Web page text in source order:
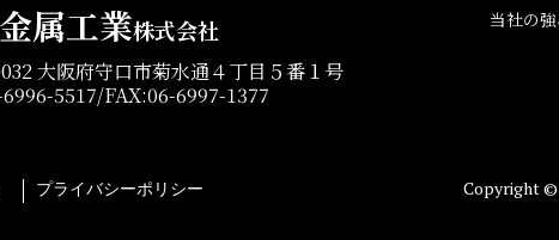
属工業株式会社
大阪府守口市菊水通４丁目５番１号
5517/FAX:06-6997-1377
当社の
プライバシーポリシー Copyright ©